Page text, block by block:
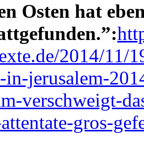
Osten hat
2014/11/
in-jerusalem-
verschweigt-
gros-